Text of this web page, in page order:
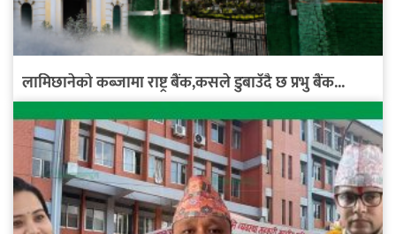
लामिछानेको कब्जामा राष्ट्र बैंक,कसले डुबाउँदै छ प्रभु बैंक...